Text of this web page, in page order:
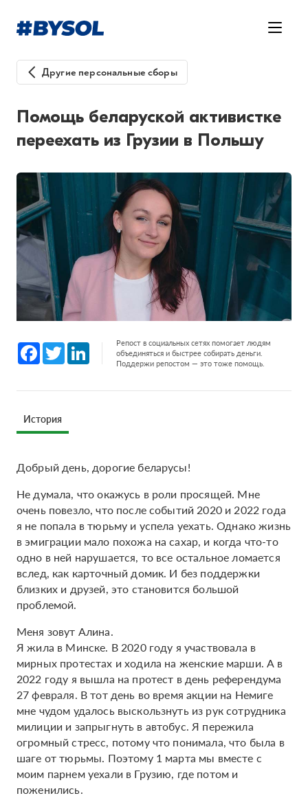
Другие персональные сборы
Помощь беларуской активистке
переехать из Грузии в Польшу
Facebook
Twitter LinkedInРепост в социальных сетях помогает людям
объединяться и быстрее собирать деньги.
Поддержи репостом — это тоже помощь.
История
Добрый день, дорогие беларусы!
Не думала, что окажусь в роли просящей. Мне
очень повезло, что после событий 2020 и 2022 года
я не попала в тюрьму и успела уехать. Однако жизнь
в эмиграции мало похожа на сахар, и когда что-то
одно в ней нарушается, то все остальное ломается
вслед, как карточный домик. И без поддержки
близких и друзей, это становится большой
проблемой.
Меня зовут Алина.
Я жила в Минске. В 2020 году я участвовала в
мирных протестах и ходила на женские марши. А в
2022 году я вышла на протест в день референдума
27 февраля. В тот день во время акции на Немиге
мне чудом удалось выскользнуть из рук сотрудника
милиции и запрыгнуть в автобус. Я пережила
огромный стресс, потому что понимала, что была в
шаге от тюрьмы. Поэтому 1 марта мы вместе с
моим парнем уехали в Грузию, где потом и
поженились.